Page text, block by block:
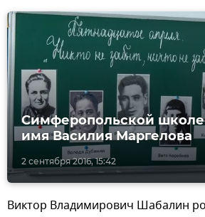
2 сентября 2016, 15:42
Симферопольской
имя Василия Маргелова
Виктор Владимирович Шабалин